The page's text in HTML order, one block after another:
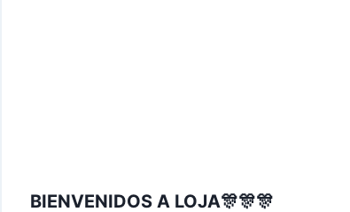
BIENVENIDOS A LOJA🎊🎊🎊